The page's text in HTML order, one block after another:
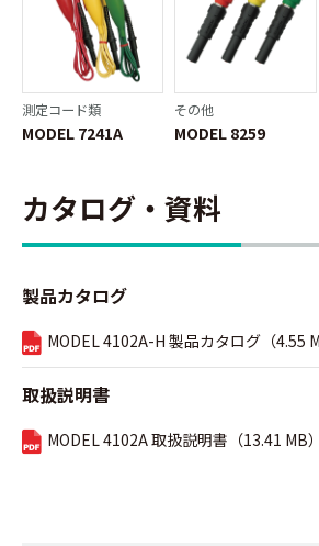
測定コード類
MODEL 7241A
その他
MODEL 8259
カタログ・資料
製品カタログ
MODEL 4102A-H 製品カタログ（4.55
取扱説明書
MODEL 4102A 取扱説明書（13.41 MB）